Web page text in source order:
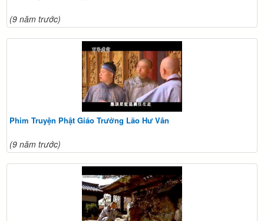
(9 năm trước)
Phim Truyện Phật Giáo Trưởng Lão Hư Vân
(9 năm trước)